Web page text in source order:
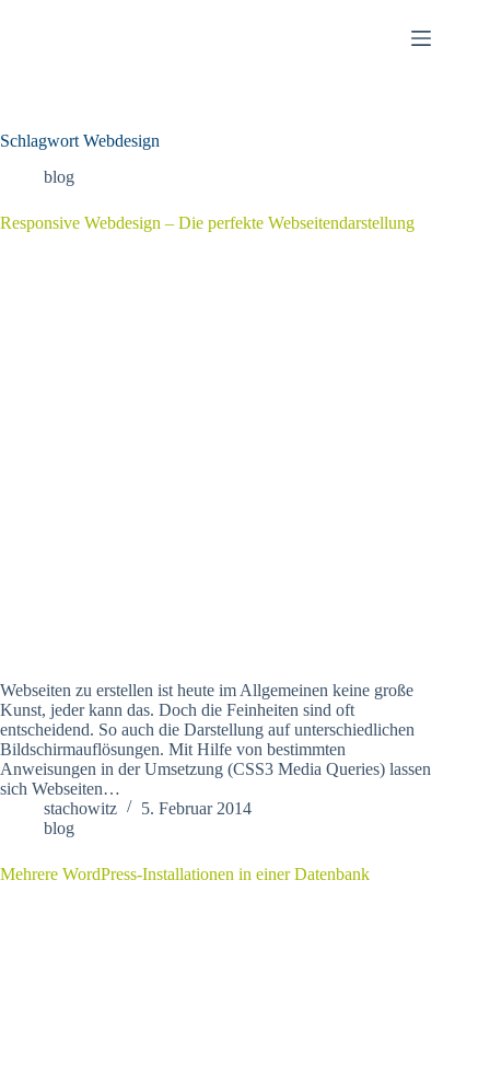
Schlagwort Webdesign
blog
Responsive Webdesign – Die perfekte Webseitendarstellung
Webseiten zu erstellen ist heute im Allgemeinen keine große
Kunst, jeder kann das. Doch die Feinheiten sind oft
entscheidend. So auch die Darstellung auf unterschiedlichen
Bildschirmauflösungen. Mit Hilfe von bestimmten
Anweisungen in der Umsetzung (CSS3 Media Queries) lassen
sich Webseiten…
stachowitz
5. Februar 2014
blog
Mehrere WordPress-Installationen in einer Datenbank